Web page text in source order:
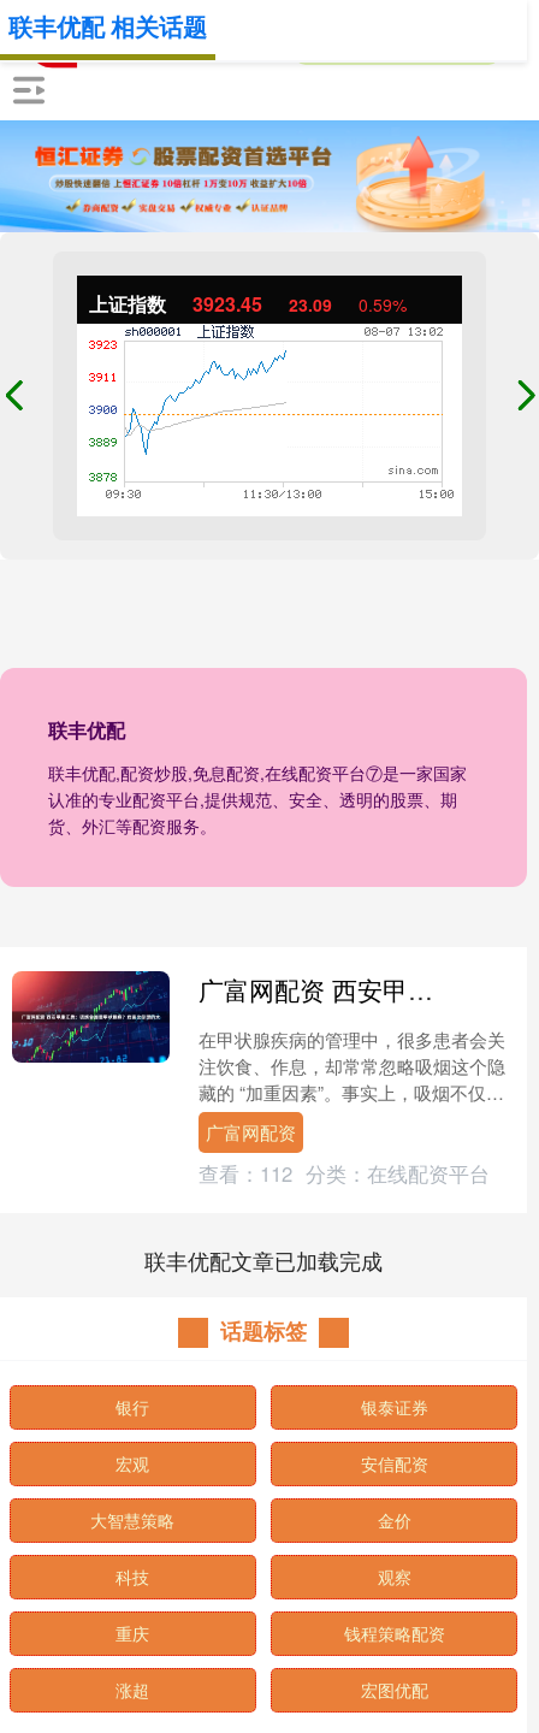
上证指数 3923.45 23.09 0.59%
联丰优配
联丰优配,配资炒股,免息配资,在线配资平台⑦是一家国家
认准的专业配资平台,提供规范、安全、透明的股票、期
货、外汇等配资服务。
联丰优配 相关话题
广富网配资 西安甲康江勇：吸烟会加重甲状腺病？危害比你想的大
在甲状腺疾病的管理中，很多患者会关
注饮食、作息，却常常忽略吸烟这个隐
藏的 “加重因素”。事实上，吸烟不仅会
诱发甲状腺相关问题，还会加速已有病
情的进展，对甲状腺的....
广富网配资
查看： 112 分类： 在线配资平台
联丰优配文章已加载完成
话题标签
银行 银泰证券
宏观 安信配资
大智慧策略 金价
科技 观察
重庆 钱程策略配资
涨超 宏图优配